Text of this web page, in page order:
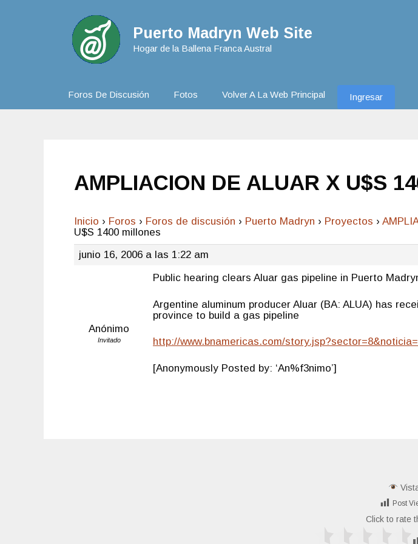
Puerto Madryn Web Site
Hogar de la Ballena Franca Austral
Foros De Discusión Fotos Volver A La Web Principal Ingresar
AMPLIACION DE ALUAR X U$S
Inicio › Foros › Foros de discusión › Puerto Madryn › Proyectos ›
U$S 1400 millones
junio 16, 2006 a las 1:22 am
Anónimo
Invitado
Public hearing clears Aluar gas pipeline in Puerto
Argentine aluminum producer Aluar (BA: ALUA) has
province to build a gas pipeline
http://www.bnamericas.com/
[Anonymously Posted by: ‘An%f3nimo’]
Post
Click to rate